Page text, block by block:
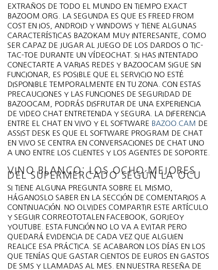
EXTRAÑOS DE TODO EL MUNDO EN TIEMPO EXACT
BAZOOM.ORG. LA SEGUNDA ES QUE ES FREED FROM
COST EN IOS, ANDROID Y WINDOWS Y TIENE ALGUNAS
CARACTERÍSTICAS BAZOKAM MUY INTERESANTE, COMO
SER CAPAZ DE JUGAR AL JUEGO DE LOS DARDOS O TIC-
TAC-TOE DURANTE UN VÍDEOCHAT. SI HAS INTENTADO
CONECTARTE A VARIAS REDES Y BAZOOCAM SIGUE SIN
FUNCIONAR, ES POSIBLE QUE EL SERVICIO NO ESTÉ
DISPONIBLE TEMPORALMENTE EN TU ZONA. CON ESTAS
PRECAUCIONES Y LAS FUNCIONES DE SEGURIDAD DE
BAZOOCAM, PODRÁS DISFRUTAR DE UNA EXPERIENCIA
DE VIDEO CHAT ENTRETENIDA Y SEGURA. LA DIFERENCIA
ENTRE EL CHAT EN VIVO Y EL SOFTWARE BAZOO.CAM
DE
ASSIST DESK ES QUE EL SOFTWARE PROGRAM DE CHAT
EN VIVO SE CENTRA EN CONVERSACIONES DE CHAT UNO
A UNO ENTRE LOS CLIENTES Y LOS AGENTES DE SOPORTE.
VINO BLANCO: LOS OCHO MEJORES
DEL SUPERMERCADO SEGÚN LA OCU
SI TIENE ALGUNA PREGUNTA SOBRE EL MISMO,
HÁGANOSLO SABER EN LA SECCIÓN DE COMENTARIOS A
CONTINUACIÓN. NO OLVIDES COMPARTIR ESTE ARTÍCULO
Y SEGUIR CORREOTOTALEN FACEBOOK, GORJEOY
YOUTUBE. ESTA FUNCIÓN NO LO VA A EVITAR PERO
QUEDARÁ EVIDENCIA DE CADA VEZ QUE ALGUIEN
REALICE ESA PRÁCTICA. SE ACABARON LOS DÍAS EN LOS
QUE TENÍAS QUE GASTAR CIENTOS DE EUROS EN GASTOS
DE SMS Y LLAMADAS AL MES. EN NUESTRA RESEÑA DE